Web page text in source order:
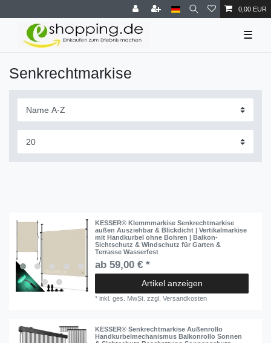
0,00 EUR
☰
Senkrechtmarkise
KESSER® Klemmmarkise Senkrechtmarkise
außen Ausziehbar & Blickdicht | Vertikalmarkise
mit Handkurbel ohne Bohren | Balkon-
Sichtschutz & Windschutz für Garten &
Terrasse Wasserfest
ab 59,00 € *
Artikel anzeigen
*inkl. ges. MwSt. zzgl.Versandkosten
KESSER® Senkrechtmarkise Außenrollo
Handkurbelmechanismus Balkonrollo Sonnen